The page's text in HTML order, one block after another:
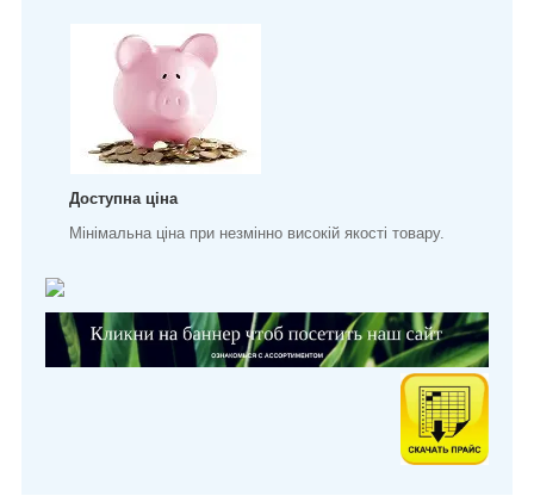
Доступна ціна
Мінімальна ціна при незмінно високій якості товару.